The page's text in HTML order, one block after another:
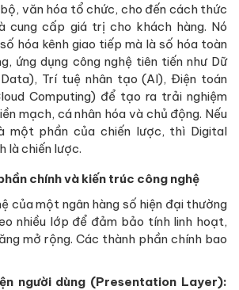
văn hóa tổ chức, cho đến cách thức
cung cấp giá trị cho khách hàng. Nó
hóa kênh giao tiếp mà là số hóa toàn
ứng dụng công nghệ tiên tiến như Dữ
Trí tuệ nhân tạo (AI), Điện toán
Computing) để tạo ra trải nghiệm
mạch, cá nhân hóa và chủ động. Nếu
một phần của chiến lược, thì Digital
là chiến lược.
chính và kiến trúc công nghệ
của một ngân hàng số hiện đại thường
nhiều lớp để đảm bảo tính linh hoạt,
mở rộng. Các thành phần chính bao
người dùng (Presentation Layer):